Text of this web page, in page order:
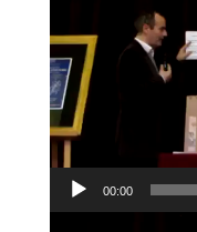
00:00